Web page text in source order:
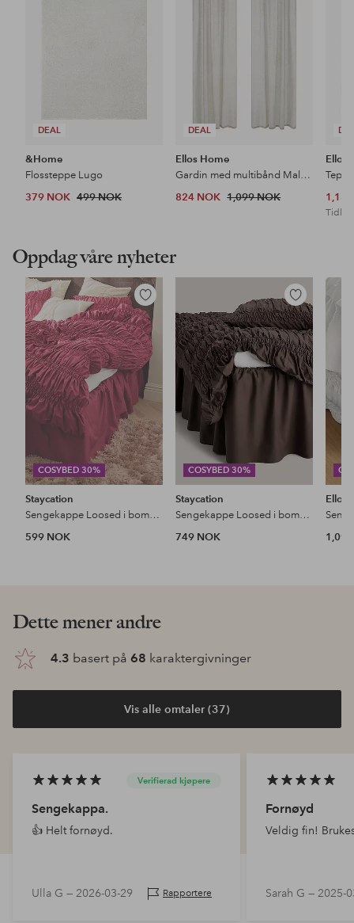
DEAL
&Home
Flossteppe Lugo
379 NOK 499 NOK
DEAL
Ellos Home
Gardin med multibånd Malva 2-pk i 100% lin
824 NOK 1,099 NOK
Ellos
Tidl.
Oppdag våre nyheter
COSYBED 30%
Legg
til
favoritter
Staycation
Sengekappe Loosed i bomullspercale
599 NOK
COSYBED 30%
Legg
til
favoritter
Staycation
Sengekappe Loosed i bomullspercale
749 NOK
Ellos
Dette mener andre
4.3 basert på 68 karaktergivninger
Vis alle omtaler (37)
Verifierad kjøpere
Sengekappa.
👍 Helt fornøyd.
Ulla G — 2026-03-29 Rapportere
Fornøyd
Veldig fin!
Sarah G — 2025-